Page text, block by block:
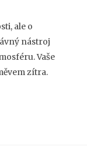
ale o
nástroj
Vaše
zítra.